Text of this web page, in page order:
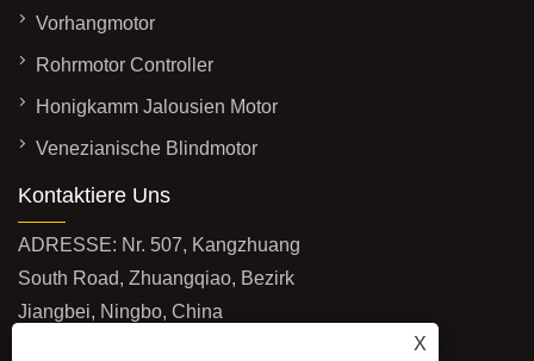
X
Vorhangmotor
Rohrmotor Controller
Honigkamm Jalousien Motor
Venezianische Blindmotor
Kontaktiere Uns
ADRESSE: Nr. 507, Kangzhuang
South Road, Zhuangqiao, Bezirk
Jiangbei, Ningbo, China